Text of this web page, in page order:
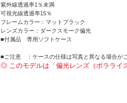
紫外線透過率1％未満
可視光線透過率15％
フレームカラー：マットブラック
レンズカラー：ダークスモーク偏光
■付属品 専用ソフトケース
■ご注意 ：ケースの仕様は写真と異なる場合が
◎ このモデルは「偏光レンズ（ポラライ